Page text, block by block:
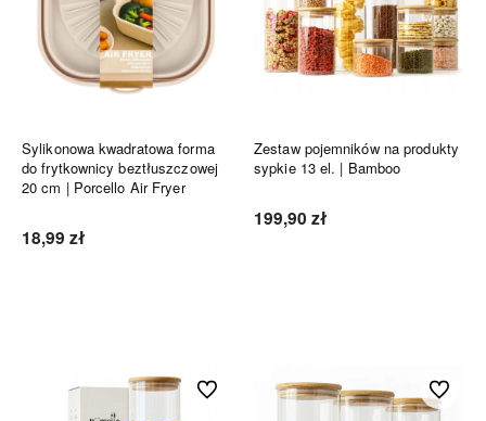
Sylikonowa kwadratowa forma
do frytkownicy beztłuszczowej
20 cm | Porcello Air Fryer
18,99 zł
Zestaw pojemników na produkty
sypkie 13 el. | Bamboo
199,90 zł
Do ulubionych Do